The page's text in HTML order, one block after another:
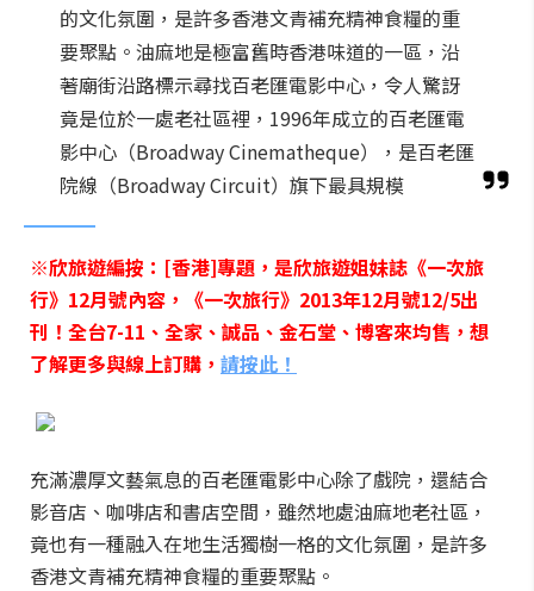
的文化氛圍，是許多香港文青補充精神食糧的重
要聚點。油麻地是極富舊時香港味道的一區，沿
著廟街沿路標示尋找百老匯電影中心，令人驚訝
竟是位於一處老社區裡，1996年成立的百老匯電
影中心（Broadway Cinematheque），是百老匯
院線（Broadway Circuit）旗下最具規模
※欣旅遊編按：[香港]專題，是欣旅遊姐妹誌《一次旅
行》12月號內容，《一次旅行》2013年12月號12/5出
刊！全台7-11、全家、誠品、金石堂、博客來均售，想
了解更多與線上訂購， 請按此！
充滿濃厚文藝氣息的百老匯電影中心除了戲院，還結合
影音店、咖啡店和書店空間，雖然地處油麻地老社區，
竟也有一種融入在地生活獨樹一格的文化氛圍，是許多
香港文青補充精神食糧的重要聚點。